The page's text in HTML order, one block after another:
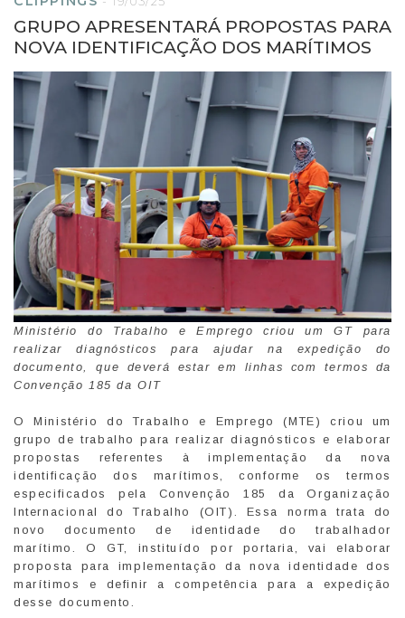
GRUPO APRESENTARÁ PROPOSTAS PARA
NOVA IDENTIFICAÇÃO DOS MARÍTIMOS
Ministério do Trabalho e Emprego criou um GT para
realizar diagnósticos para ajudar na expedição do
documento, que deverá estar em linhas com termos da
Convenção 185 da OIT
O Ministério do Trabalho e Emprego (MTE) criou um
grupo de trabalho para realizar diagnósticos e elaborar
propostas referentes à implementação da nova
identificação dos marítimos, conforme os termos
especificados pela Convenção 185 da Organização
Internacional do Trabalho (OIT). Essa norma trata do
novo documento de identidade do trabalhador
marítimo. O GT, instituído por portaria, vai elaborar
proposta para implementação da nova identidade dos
marítimos e definir a competência para a expedição
desse documento.